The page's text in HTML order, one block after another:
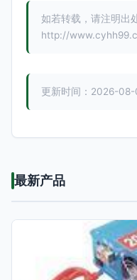
如若转载，请注明出
http://
更新时间：2026-
最新产品